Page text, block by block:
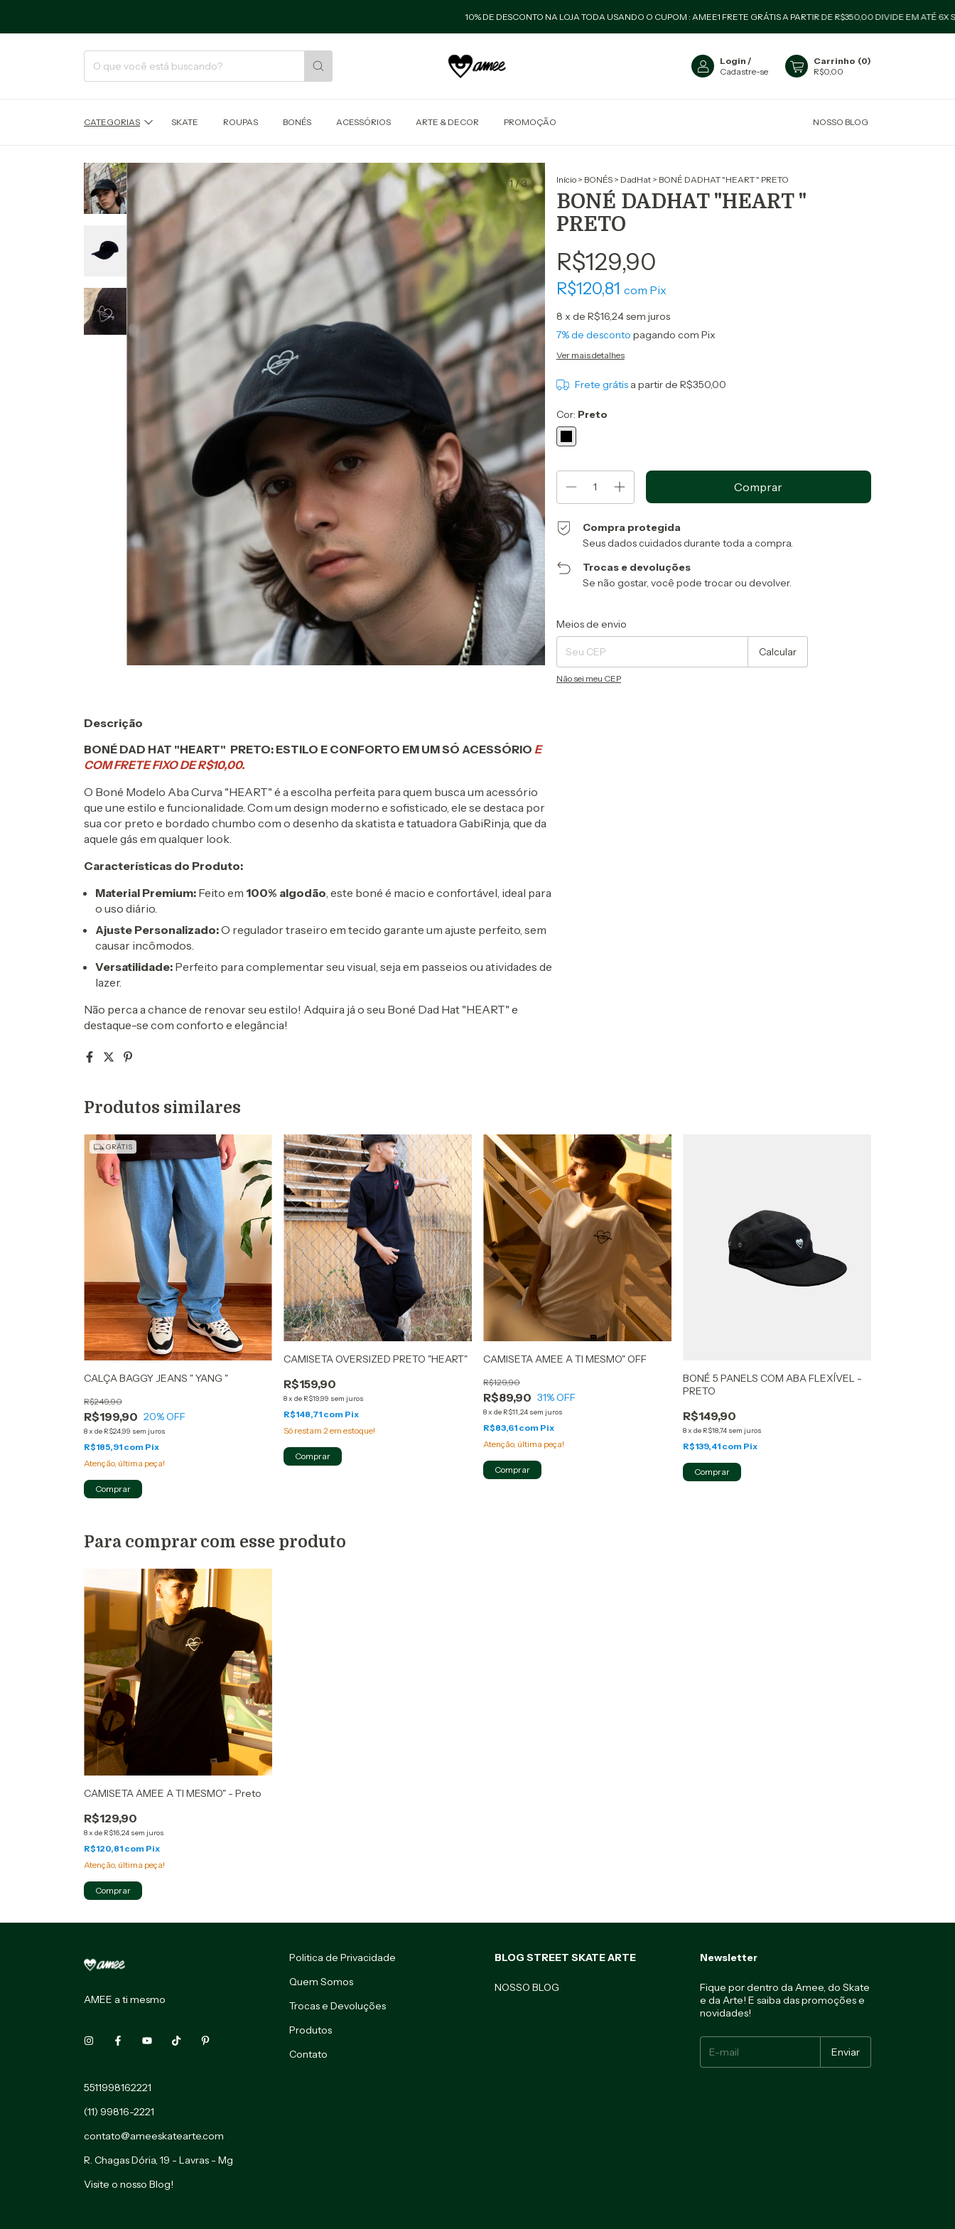
10% DE DESCONTO NA LOJA TODA USANDO O CUPOM : AMEE1 FRETE GRÁTIS A PARTIR DE R$350,00 DIVIDE EM ATÉ 6X SEM JUROS
Login /
Cadastre-se
Carrinho (0)
R$0,00
CATEGORIAS SKATE ROUPAS BONÉS ACESSÓRIOS ARTE & DECOR PROMOÇÃO NOSSO BLOG
1/3 Início > BONÉS > DadHat > BONÉ DADHAT "HEART " PRETO
BONÉ DADHAT "HEART "
PRETO
R$129,90
R$120,81 com Pix
8 x de R$16,24sem juros
7% de desconto pagando com Pix
Ver mais detalhes
Frete grátis a partir deR$350,00
Cor: Preto
Compra protegida
Seus dados cuidados durante toda a compra.
Trocas e devoluções
Se não gostar, você pode trocar ou devolver.
Entregas para o CEP:
Meios de envio
Calcular
Não sei meu CEP
Descrição
BONÉ DAD HAT "HEART" PRETO: ESTILO E CONFORTO EM UM SÓ ACESSÓRIO E
COM FRETE FIXO DE R$10,00.
O Boné Modelo Aba Curva "HEART" é a escolha perfeita para quem busca um acessório
que une estilo e funcionalidade. Com um design moderno e sofisticado, ele se destaca por
sua cor preto e bordado chumbo com o desenho da skatista e tatuadora GabiRinja, que da
aquele gás em qualquer look.
Características do Produto:
Material Premium: Feito em 100% algodão , este boné é macio e confortável, ideal para
o uso diário.
Ajuste Personalizado:O regulador traseiro em tecido garante um ajuste perfeito, sem
causar incômodos.
Versatilidade: Perfeito para complementar seu visual, seja em passeios ou atividades de
lazer.
Não perca a chance de renovar seu estilo! Adquira já o seu Boné Dad Hat "HEART" e
destaque-se com conforto e elegância!
Produtos similares
GRÁTIS
CALÇA BAGGY JEANS " YANG "
R$199,90
R$249,90
20% OFF
8x de R$24,99 sem juros
R$185,91 com Pix
Atenção, última peça!
Comprar
CAMISETA OVERSIZED PRETO "HEART"
R$159,90
8x de R$19,99 sem juros
R$148,71 com Pix
Só restam 2em estoque!
Comprar
CAMISETA AMEE A TI MESMO" OFF
R$89,90
R$129,90
31% OFF
8x de R$11,24 sem juros
R$83,61 com Pix
Atenção, última peça!
Comprar
BONÉ 5 PANELS COM ABA FLEXÍVEL -
PRETO
R$149,90
8x de R$18,74 sem juros
R$139,41 com Pix
Comprar
Para comprar com esse produto
CAMISETA AMEE A TI MESMO" - Preto
R$129,90
8x de R$16,24 sem juros
R$120,81 com Pix
Atenção, última peça!
Comprar
AMEE a ti mesmo
5511998162221
(11) 99816-2221
contato@ameeskatearte.com
R. Chagas Dória, 19 - Lavras - Mg
Visite o nosso Blog!
Politica de Privacidade
Quem Somos
Trocas e Devoluções
Produtos
Contato
BLOG STREET SKATE ARTE
NOSSO BLOG
Newsletter
Fique por dentro da Amee, do Skate
e da Arte! E saiba das promoções e
novidades!